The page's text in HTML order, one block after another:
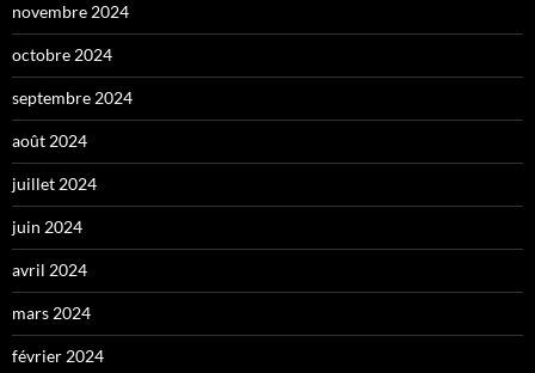
novembre 2024
octobre 2024
septembre 2024
août 2024
juillet 2024
juin 2024
avril 2024
mars 2024
février 2024